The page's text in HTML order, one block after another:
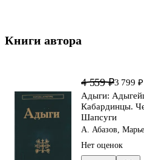
Книги автора
4 559 ₽3 799 ₽
Адыги:
Кабардинцы.
Шапсуги
А. Абазов,
Нет оценок